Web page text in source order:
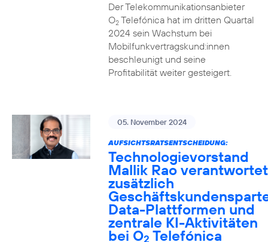
Der Telekommunikationsanbieter
O2Telefónica hat im dritten Quartal
2024 sein Wachstum bei
Mobilfunkvertragskund:innen
beschleunigt und seine
Profitabilität weiter gesteigert.
05. November 2024
AUFSICHTSRATSENTSCHEIDUNG:
Technologievorstand
Mallik Rao verantwortet
zusätzlich
Data-Plattformen und
zentrale KI-Aktivitäten
bei O2 Telefónica